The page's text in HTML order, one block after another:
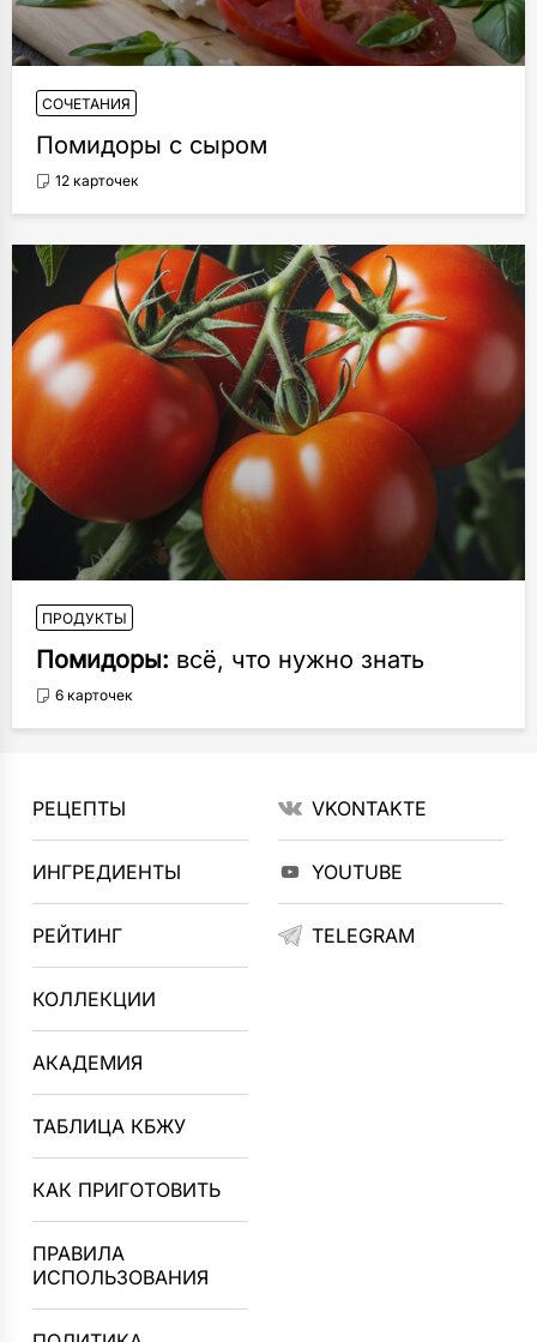
СОЧЕТАНИЯ
Помидоры с сыром
12 карточек
ПРОДУКТЫ
Помидоры: всё, что нужно знать
6 карточек
РЕЦЕПТЫ
ИНГРЕДИЕНТЫ
РЕЙТИНГ
КОЛЛЕКЦИИ
АКАДЕМИЯ
ТАБЛИЦА КБЖУ
КАК ПРИГОТОВИТЬ
ПРАВИЛА
ИСПОЛЬЗОВАНИЯ
VKONTAKTE
YOUTUBE
TELEGRAM